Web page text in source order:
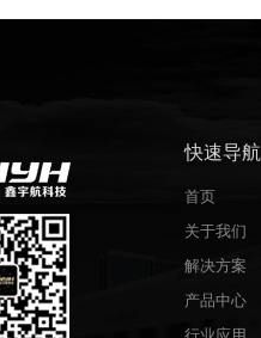
快速导航
首页
关于我们
解决方案
产品中心